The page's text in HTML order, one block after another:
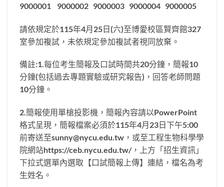
9000001 9000002 9000003 9000004 9000005
請依規定於115年4月25日(六)至博愛校區賢齊館327
室參加複試，未依規定參加複試者視同放棄。
備註:1.每位考生簡報及口試時間共20分鐘，簡報10
分鐘(包括過去專題實驗或研究報告)，回答老師問題
10分鐘。
2.簡報使用單槍投影機，簡報內容請以PowerPoint
格式呈現，簡報檔案必須於115年4月23日下午5:00
前寄送至sunny@nycu.edu.tw，或至工程生物科學學
院網站https://ceb.nycu.edu.tw/，上方「招生資訊」
下拉式選單內選取【口試簡報上傳】連結，檔名為考
生姓名。